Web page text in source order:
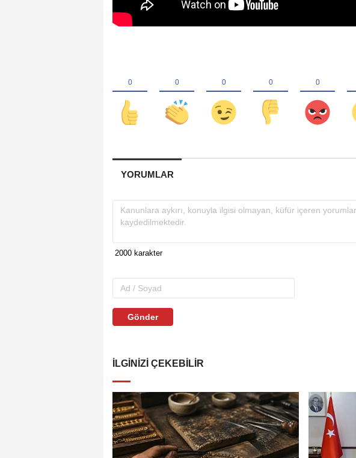
YORUMLAR
Gönder
İLGINIZI ÇEKEBILIR